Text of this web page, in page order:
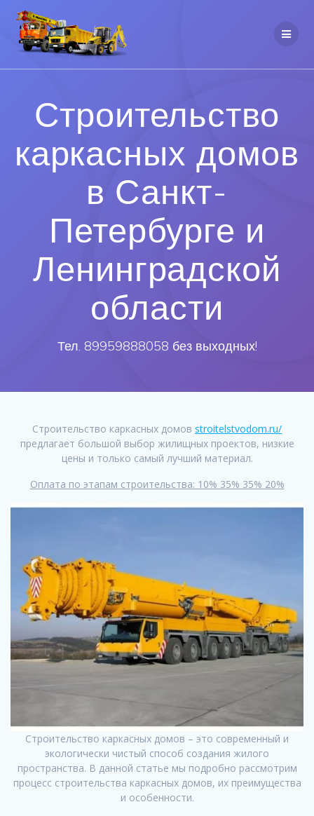
Строительство
каркасных домов
в Санкт-
Петербурге и
Ленинградской
области
Тел. 89959888058 без выходных!
Строительство каркасных домов stroitelstvodom.ru/
предлагает большой выбор жилищных проектов, низкие
цены и только самый лучший материал.
Оплата по этапам строительства: 10% 35% 35% 20%
Строительство каркасных домов – это современный и
экологически чистый способ создания жилого
пространства. В данной статье мы подробно рассмотрим
процесс строительства каркасных домов, их преимущества
и особенности.